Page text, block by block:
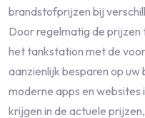
brandstofprijzen bij
Door regelmatig de
het tankstation met de
aanzienlijk besparen op
moderne apps en websites
krijgen in de actuele